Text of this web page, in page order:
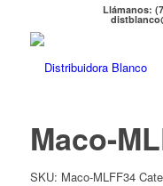
Llámanos:
Maco-
SKU: Maco-MLFF34